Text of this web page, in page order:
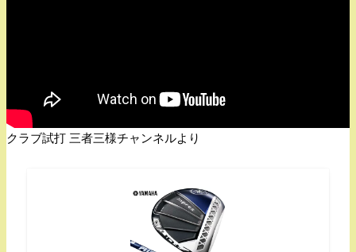
クラブ試打 三者三様チャンネルより